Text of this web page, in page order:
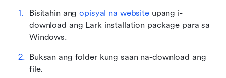
Bisitahin ang opisyal na website upang i-
download ang Lark installation package para sa
Windows.
Buksan ang folder kung saan na-download ang
file.